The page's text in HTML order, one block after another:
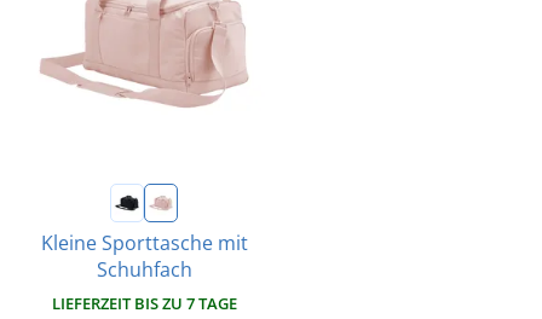
Kleine Sporttasche mit
Schuhfach
LIEFERZEIT BIS ZU 7 TAGE